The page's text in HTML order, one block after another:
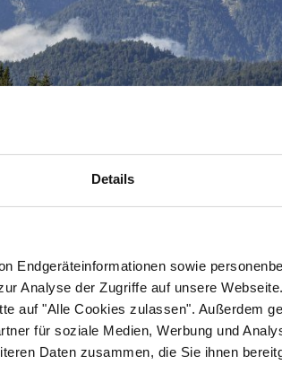
Details
Endgeräteinformationen sowie
Analyse der Zugriffe auf unsere Webseite.
auf "Alle Cookies zulassen". Außerdem
für soziale Medien, Werbung und
Daten zusammen, die Sie ihnen